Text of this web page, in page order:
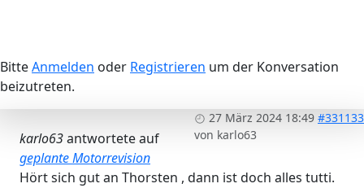
BitteAnmelden oder Registrieren um der Konversation
beizutreten.
27 März 2024 18:49 #331133
von karlo63
karlo63antwortete auf
geplante Motorrevision
Hört sich gut an Thorsten , dann ist doch alles tutti.